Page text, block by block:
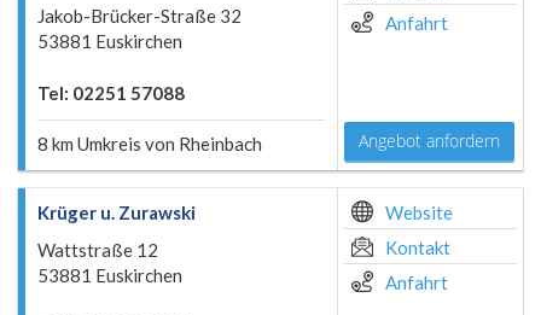
Jakob-Brücker-Straße 32
53881 Euskirchen
Tel: 02251 57088
8 km Umkreis von Rheinbach
Anfahrt
Angebot anfordern
Krüger u. Zurawski
Wattstraße 12
53881 Euskirchen
Website
Kontakt
Anfahrt